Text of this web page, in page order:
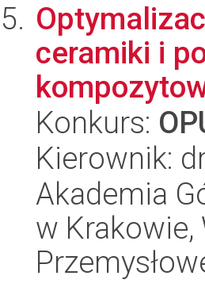
ceramiki i
Konkurs:
Kierownik:
Akademia
w Krakowie,